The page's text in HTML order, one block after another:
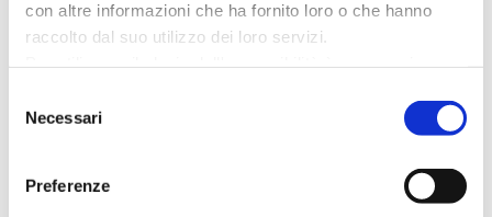
con altre informazioni che ha fornito loro o che hanno
raccolto dal suo utilizzo dei loro servizi.
Per ulteriori informazioni è possibile consultare
Cookie Policy.
delNecessari
Preferenze
Luogo:Spiaggia libera antistante Piazza Primo
Prepariamoci a vivere un’esperienza magica, con